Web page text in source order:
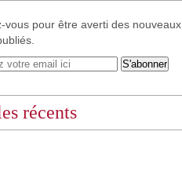
vous pour être averti des nouveaux
récents